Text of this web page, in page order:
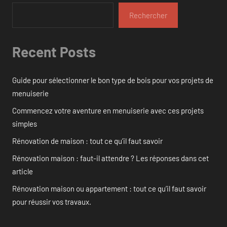
Rechercher
Recent Posts
Guide pour sélectionner le bon type de bois pour vos projets de
menuiserie
Commencez votre aventure en menuiserie avec ces projets
simples
Rénovation de maison : tout ce qu’il faut savoir
Rénovation maison : faut-il attendre ? Les réponses dans cet
article
Rénovation maison ou appartement : tout ce qu’il faut savoir
pour réussir vos travaux.